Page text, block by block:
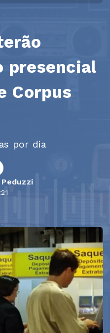
presencial
Corpus
por dia